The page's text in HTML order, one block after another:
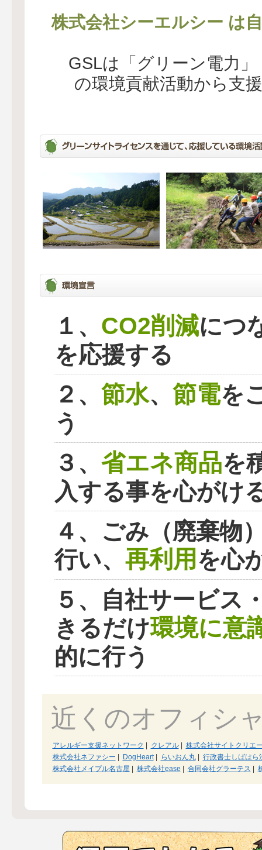
株式会社シーエルシー は
GSLは「グリーン電力
の環境貢献活動から支
１、 CO2削減につ
を応援する
２、 節水、 節電を
う
３、 省エネ商品を
入する事を心がけ
４、ごみ（廃棄物
行い、 再利用を心
５、自社サービス
きるだけ環境に意
的に行う
近くのオフィシ
アレルギー支援ネットワーク クレアル|
株式会社サイトクリエ
株式会社ネファシー
DogHeart| らいおん丸|
行政書士しばはら
株式会社メイプル名古屋
株式会社ease 合同会社グラーテス